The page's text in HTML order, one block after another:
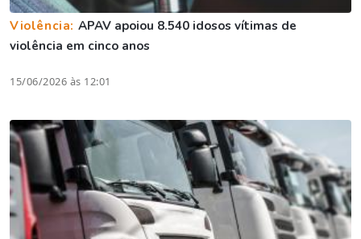
Violência: APAV apoiou 8.540 idosos vítimas de
violência em cinco anos
15/06/2026 às 12:01